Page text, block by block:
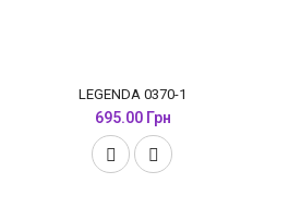
LEGENDA 0370-1
695.00 Грн